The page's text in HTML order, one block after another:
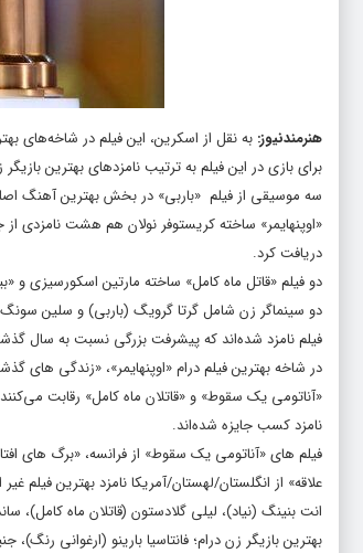
هنرمندنیوز: به نقل از اسکرین، این فیلم در شاخه‌های
برای بازی در این فیلم به ترتیب نامزدهای بهترین
سه موسیقی از فیلم «باربی» در بخش بهترین آهنگ
«اوپنهایمر» ساخته کریستوفر نولان هم هشت نامزدی از
دریافت کرد.
دو فیلم «قاتل ماه کامل» ساخته مارتین اسکورسیزی و «بیچارگان» از یورگوس
دو سینماگر زن شامل گرتا گرویگ (باربی) و سلین سونگ
فیلم نامزد شده‌اند که پیشرفت بزرگی نسبت به سال
در شاخه بهترین فیلم درام «اوپنهایمر»، «زندگی های
«آناتومی یک سقوط» و «قاتلان ماه کامل» رقابت
نامزد کسب جایزه شده‌اند.
فیلم های «آناتومی یک سقوط» از فرانسه، «برگ های
علاقه» از انگلستان/لهستان/آمریکا نامزد بهترین فیلم
انت بنینگ (نیاد)، لیلی گلادستون (قاتلان ماه کامل)،
بهترین بازیگر زن درام؛ فانتاسیا بارینو (ارغوانی